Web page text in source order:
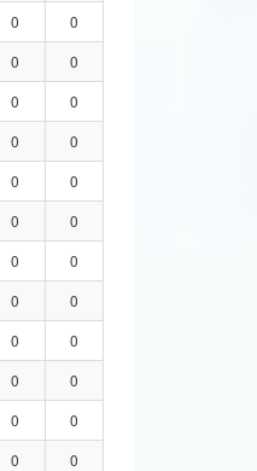
0
0
0
0
0
0
0
0
0
0
0
0
0
0
0
0
0
0
0
0
0
0
0
0